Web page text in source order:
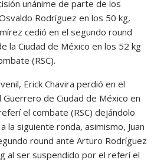
unánime de parte de los
Rodríguez en los 50 kg,
cedió en el segundo round
la Ciudad de México en los 52 kg
(RSC).
Erick Chavira perdió en el
de Ciudad de México en
el combate (RSC) dejándolo
la siguiente ronda, asimismo, Juan
round ante Arturo Rodríguez
al ser suspendido por el referí el